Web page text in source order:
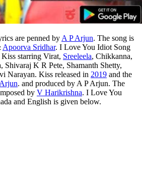
are penned by A P Arjun. The song is
Apoorva Sridhar. I Love You Idiot Song
starring Virat, Sreeleela, Chikkanna,
Shivaraj K R Pete, Shamanth Shetty,
Narayan. Kiss released in 2019 and the
. and produced by A P Arjun. The
by V Harikrishna. I Love You
and English is given below.